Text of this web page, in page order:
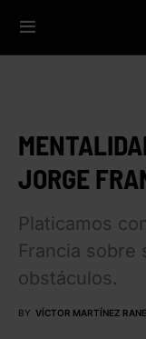
JORGE
Platicamos
Francia sobre
obstáculos.
BY VÍCTOR MARTÍNEZ